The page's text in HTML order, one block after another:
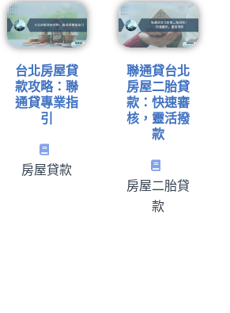
台北房屋貸
款攻略：聯
通貸專業指
引
房屋貸款
聯通貸台北
房屋二胎貸
款：快速審
核，靈活撥
款
房屋二胎貸
款